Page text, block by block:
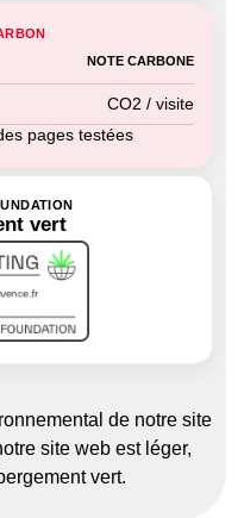
NOTE CARBONE
CO2 / visite
pages testées
vert
de notre site
site web est léger,
vert.